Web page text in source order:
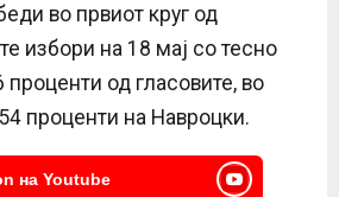
во првиот круг од
избори на 18 мај со тесно
проценти од гласовите, во
проценти на Навроцки.
на Youtube